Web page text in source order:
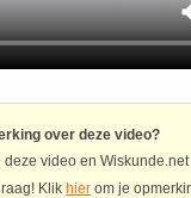
over deze video?
video en
Klik hier om je
- Lineaire verbanden
- Werken met formules